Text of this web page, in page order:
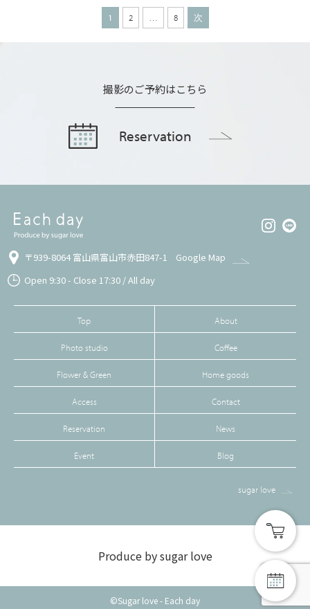
1 2 8 次
撮影のご予約はこちら
Reservation
〒939-8064 富山県富山市赤田847-1
Google Map
Open 9:30 - Close 17:30 / All day
Top About
Photo studio Coffee
Flower & Green Home goods
Access Contact
Reservation News
Event Blog
sugar love
Produce by sugar love
©Sugar love - Each day